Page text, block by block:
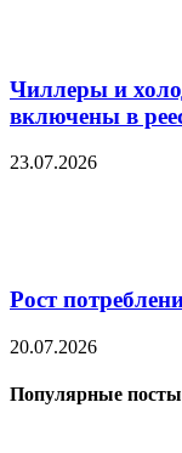
Чиллеры и
включены в
23.07.2026
Рост
20.07.2026
Популярные посты